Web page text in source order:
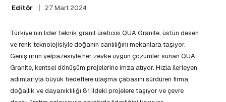
Editör 27 Mart 2024
Türkiye’nin lider teknik granit üreticisi QUA Granite, üstün desen
ve renk teknolojisiyle doğanın canlılığını mekanlara taşıyor.
Geniş ürün yelpazesiyle her zevke uygun çözümler sunan QUA
Granite, kentsel dönüşüm projelerine imza atıyor. Hızla ilerleyen
adımlarıyla büyük hedeflere ulaşma çabasını sürdüren firma,
doğallık ve dayanıklılığı 81 ildeki projelere taşıyor ve çevre